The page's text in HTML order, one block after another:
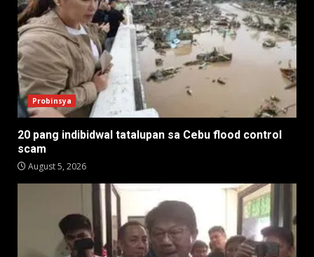
Probinsya
20 pang indibidwal tatalupan sa Cebu flood control
scam
August 5, 2026